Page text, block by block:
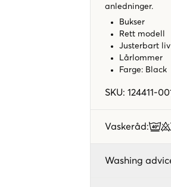
anledninger.
Bukser
Rett modell
Justerbart liv
Lårlommer
Farge: Black
SKU: 124411-
Vaskeråd:
Washing